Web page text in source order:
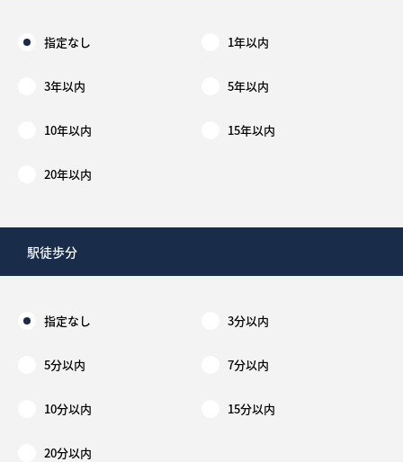
指定なし 1年以内
3年以内 5年以内
10年以内 15年以内
20年以内
駅徒歩分
指定なし 3分以内
5分以内 7分以内
10分以内 15分以内
20分以内